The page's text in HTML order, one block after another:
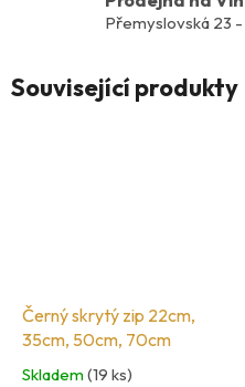
Přemyslovská 23
Související produkty
Černý skrytý zip 22cm,
35cm, 50cm, 70cm
Skladem(19 ks)